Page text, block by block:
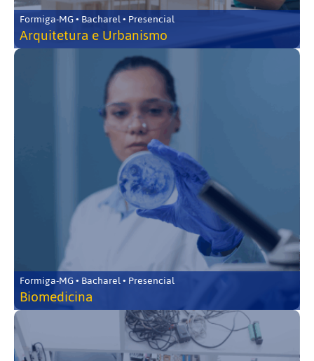
Formiga-MG • Bacharel • Presencial
Arquitetura e Urbanismo
Formiga-MG • Bacharel • Presencial
Biomedicina